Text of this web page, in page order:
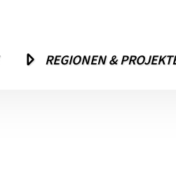
REGIONEN &